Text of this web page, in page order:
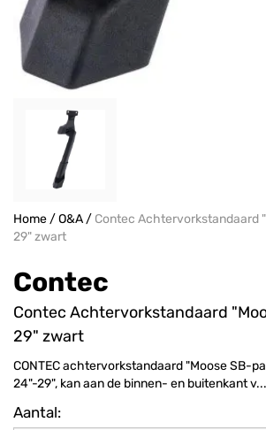
Home/O&A/ Contec Achtervorkstandaard
29" zwart
Contec
Contec Achtervorkstandaard
29" zwart
CONTEC achtervorkstandaard "Moose SB-
24"-29", kan aan de binnen- en buitenkant v...
Aantal: